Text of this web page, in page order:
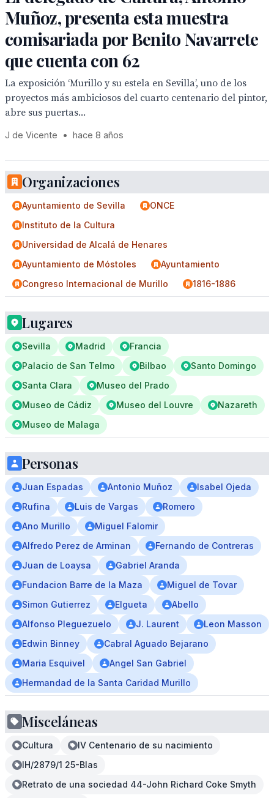
Muñoz, presenta esta muestra
comisariada por Benito Navarrete
que cuenta con 62
La exposición ‘Murillo y su estela en Sevilla’, uno de los
proyectos más ambiciosos del cuarto centenario del pintor,
abre sus puertas...
J de Vicente • hace 8 años
Organizaciones
Ayuntamiento de Sevilla
ONCE
Instituto de la Cultura
Universidad de Alcalá de Henares
Ayuntamiento de Móstoles
Ayuntamiento
Congreso Internacional de Murillo
1816-1886
Lugares
Sevilla Madrid
Francia
Palacio de San Telmo
Bilbao
Santo Domingo
Santa Clara
Museo del Prado
Museo de Cádiz
Museo del Louvre
Nazareth
Museo de Malaga
Personas
Juan Espadas Antonio Muñoz
Isabel Ojeda
Rufina
Luis de Vargas
Romero
Ano Murillo
Miguel Falomir
Alfredo Perez de Arminan
Fernando de Contreras
Juan de Loaysa
Gabriel Aranda
Fundacion Barre de la Maza
Miguel de Tovar
Simon Gutierrez
Elgueta
Abello
Alfonso Pleguezuelo
J. Laurent
Leon Masson
Edwin Binney
Cabral Aguado Bejarano
Maria Esquivel
Angel San Gabriel
Hermandad de la Santa Caridad Murillo
Misceláneas
Cultura
IV Centenario de su nacimiento
IH/2879/1 25-Blas
Retrato de una sociedad 44-John Richard Coke Smyth